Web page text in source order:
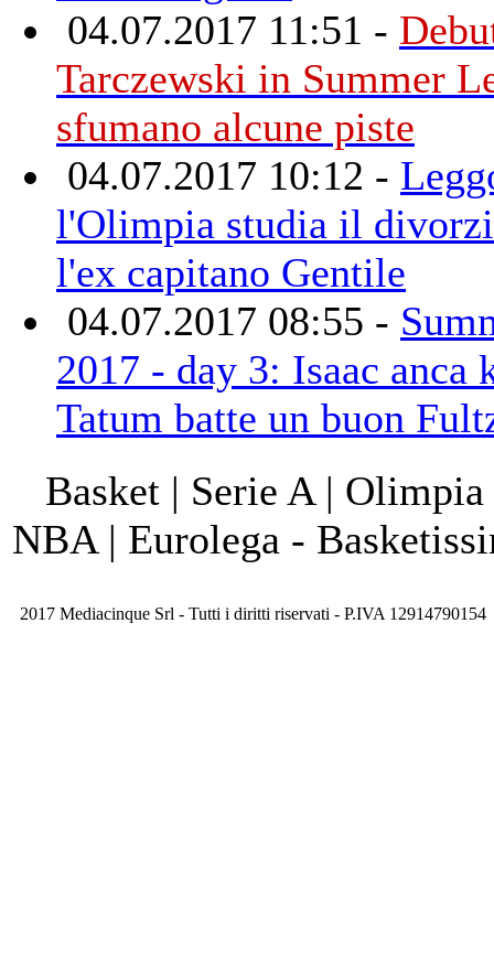
04.07.2017 11:51 -
Tarczewski in Summer
sfumano alcune piste
04.07.2017 10:12 -
l'Olimpia studia il
l'ex capitano Gentile
04.07.2017 08:55 -
2017 - day 3: Isaac anca
Tatum batte un buon
Basket | Serie A |
NBA | Eurolega -
2017 Mediacinque Srl - Tutti i diritti riservati - P.IVA 12914790154